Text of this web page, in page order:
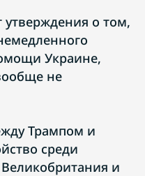
о том,
Украине,
не
Трампом и
среди
и